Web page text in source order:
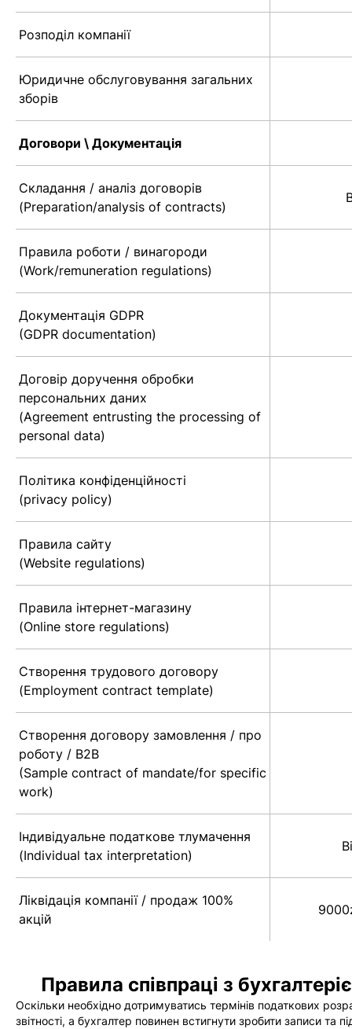
Розподіл компанії
Юридичне обслуговування загальних
зборів
Договори \ Документація
Складання / аналіз договорів
(Preparation/analysis of contracts)
Правила роботи / винагороди
(Work/remuneration regulations)
Документація GDPR
(GDPR documentation)
Договір доручення обробки
персональних даних
(Agreement entrusting the processing of
personal data)
Політика конфіденційності
(privacy policy)
Правила сайту
(Website regulations)
Правила інтернет-магазину
(Online store regulations)
Створення трудового договору
(Employment contract template)
Створення договору замовлення / про
роботу / B2B
(Sample contract of mandate/for specific
work)
Індивідуальне податкове тлумачення
(Individual tax interpretation)
Ліквідація компанії / продаж 100%
акцій
Правила співпраці з
Оскільки необхідно дотримуватись термінів податкових
звітності, а бухгалтер повинен встигнути зробити записи та